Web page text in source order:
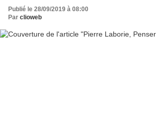
Publié le 28/09/2019 à 08:00
Par clioweb